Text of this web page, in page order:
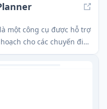
một công cụ được hỗ trợ
cho các chuyến đi
các gợi ý được điều
thực và sự kiện.